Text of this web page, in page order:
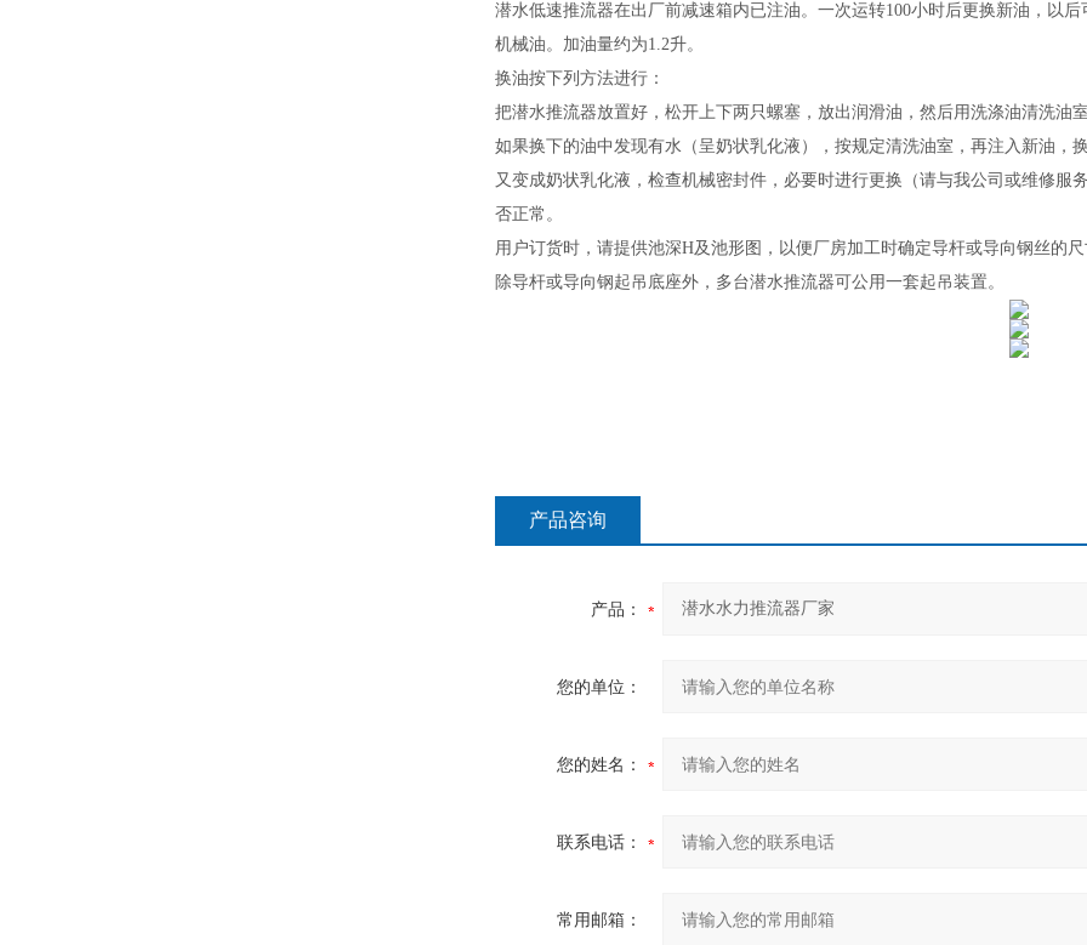
潜水低速推流器在出厂前减速箱内已注油。 一次运转100小时后更换新油，以
机械油。加油量约为1.2升。
换油按下列方法进行：
把潜水推流器放置好，松开上下两只螺塞，放出润滑油，然后用洗涤油清洗油
如果换下的油中发现有水（呈奶状乳化液），按规定清洗油室，再注入新油，
又变成奶状乳化液，检查机械密封件，必要时进行更换（请与我公司或维修服
否正常。
用 户订货时，请提供池深H及池形图，以便厂房加工时确定导杆或导向钢丝的
除导杆或导向钢起吊底座外，多台潜水推流器可公用一套起吊装置。
产品咨询
产品：
您的单位：
您的姓名：
联系电话：
常用邮箱：